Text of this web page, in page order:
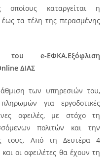
οποίους καταργείται η
τα τέλη της περασμένης
του e-ΕΦΚΑ.Εξόφλιση
ΔΙΑΣ
των υπηρεσιών του,
για εργοδοτικές
οφειλές, με στόχο τη
πολιτών και την
τους.
Από τη Δευτέρα 4
οι οφειλέτες θα έχουν τη